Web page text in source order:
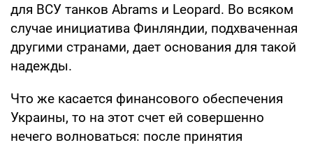
для ВСУ танков Abrams и Leopard. Во всяком
случае инициатива Финляндии, подхваченная
другими странами, дает основания для такой
надежды.
Что же касается финансового обеспечения
Украины, то на этот счет ей совершенно
нечего волноваться: после принятия